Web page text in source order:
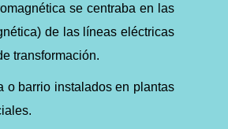
se centraba en las
de las líneas eléctricas
transformación.
o barrio instalados en plantas